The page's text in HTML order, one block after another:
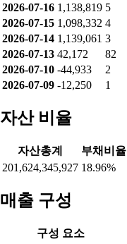
2026-07-16 1,138,819 5
2026-07-15 1,098,332 4
2026-07-14 1,139,061 3
2026-07-13 42,172 82
2026-07-10 -44,933 2
2026-07-09 -12,250 1
자산 비율
자산총계 부채비율
201,624,345,927 18.96%
매출 구성
구성 요소